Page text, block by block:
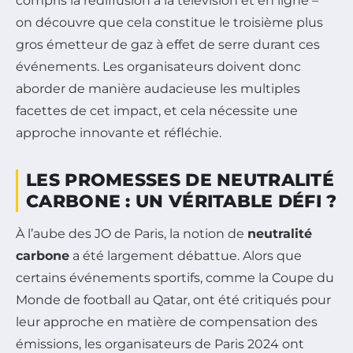
on découvre que cela constitue le troisième plus
gros émetteur de gaz à effet de serre durant ces
événements. Les organisateurs doivent donc
aborder de manière audacieuse les multiples
facettes de cet impact, et cela nécessite une
approche innovante et réfléchie.
LES PROMESSES DE NEUTRALITÉ
CARBONE : UN VÉRITABLE DÉFI ?
À l’aube des JO de Paris, la notion de neutralité
carbone a été largement débattue. Alors que
certains événements sportifs, comme la Coupe du
Monde de football au Qatar, ont été critiqués pour
leur approche en matière de compensation des
émissions, les organisateurs de Paris 2024 ont